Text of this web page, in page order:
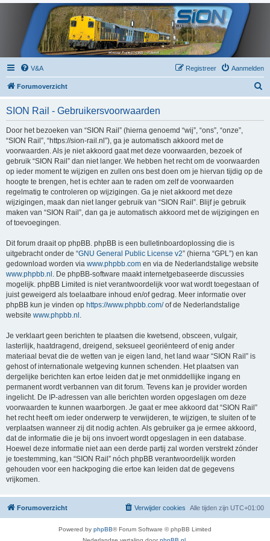
V&A Aanmelden
Registreer
Forumoverzicht
SION Rail - Gebruikersvoorwaarden
Door het bezoeken van “SION Rail” (hierna genoemd “wij”, “ons”, “onze”,
“SION Rail”, “https://sion-rail.nl”), ga je automatisch akkoord met de
voorwaarden. Als je niet akkoord gaat met deze voorwaarden, bezoek of
gebruik “SION Rail” dan niet langer. We hebben het recht om de voorwaarden
op ieder moment te wijzigen en zullen ons best doen om je hiervan tijdig op de
hoogte te brengen, het is echter aan te raden om zelf de voorwaarden
regelmatig te controleren op wijzigingen. Ga je niet akkoord met deze
wijzigingen, maak dan niet langer gebruik van “SION Rail”. Blijf je gebruik
maken van “SION Rail”, dan ga je automatisch akkoord met de wijzigingen en
of toevoegingen.
Dit forum draait op phpBB. phpBB is een bulletinboardoplossing die is
uitgebracht onder de “GNU General Public License v2” (hierna “GPL”) en kan
gedownload worden via www.phpbb.com en via de Nederlandstalige website
www.phpbb.nl . De phpBB-software maakt internetgebaseerde discussies
mogelijk. phpBB Limited is niet verantwoordelijk voor wat wordt toegestaan of
juist geweigerd als toelaatbare inhoud en/of gedrag. Meer informatie over
phpBB kun je vinden op https://www.phpbb.com/of de Nederlandstalige
website www.phpbb.nl
Je verklaart geen berichten te plaatsen die kwetsend, obsceen, vulgair,
lasterlijk, haatdragend, dreigend, seksueel georiënteerd of enig ander
materiaal bevat die de wetten van je eigen land, het land waar “SION Rail” is
gehost of internationale wetgeving kunnen schenden. Het plaatsen van
dergelijke berichten kan ertoe leiden dat je met onmiddellijke ingang en
permanent wordt verbannen van dit forum. Tevens kan je provider worden
ingelicht. De IP-adressen van alle berichten worden opgeslagen om deze
voorwaarden te kunnen waarborgen. Je gaat er mee akkoord dat “SION Rail”
het recht heeft om ieder onderwerp te verwijderen, te wijzigen, te sluiten of te
verplaatsen wanneer zij dit nodig achten. Als gebruiker ga je ermee akkoord,
dat de informatie die je bij ons invoert wordt opgeslagen in een database.
Hoewel deze informatie niet aan een derde partij zal worden verstrekt zónder
je toestemming, kan “SION Rail” nóch phpBB verantwoordelijk worden
gehouden voor een hackpoging die ertoe kan leiden dat de gegevens
vrijkomen.
Forumoverzicht Alle tijden zijn UTC+01:00
Verwijder cookies
Powered by phpBB® Forum Software © phpBB Limited